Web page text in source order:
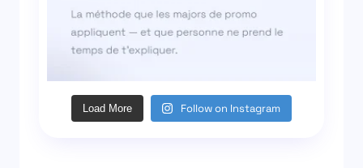
Load More Follow on Instagram